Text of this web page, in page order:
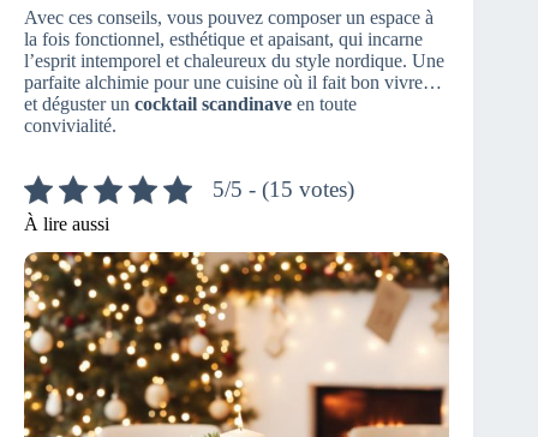
Avec ces conseils, vous pouvez composer un espace à
la fois fonctionnel, esthétique et apaisant, qui incarne
l’esprit intemporel et chaleureux du style nordique. Une
parfaite alchimie pour une cuisine où il fait bon vivre…
et déguster un cocktail scandinave en toute
convivialité.
5/5 - (15 votes)
À lire aussi